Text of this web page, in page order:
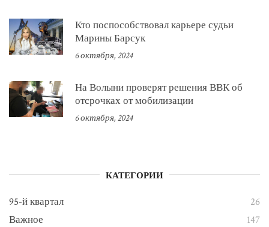
Кто поспособствовал карьере судьи
Марины Барсук
6 октября, 2024
На Волыни проверят решения ВВК об
отсрочках от мобилизации
6 октября, 2024
КАТЕГОРИИ
95-й квартал
26
Важное
147